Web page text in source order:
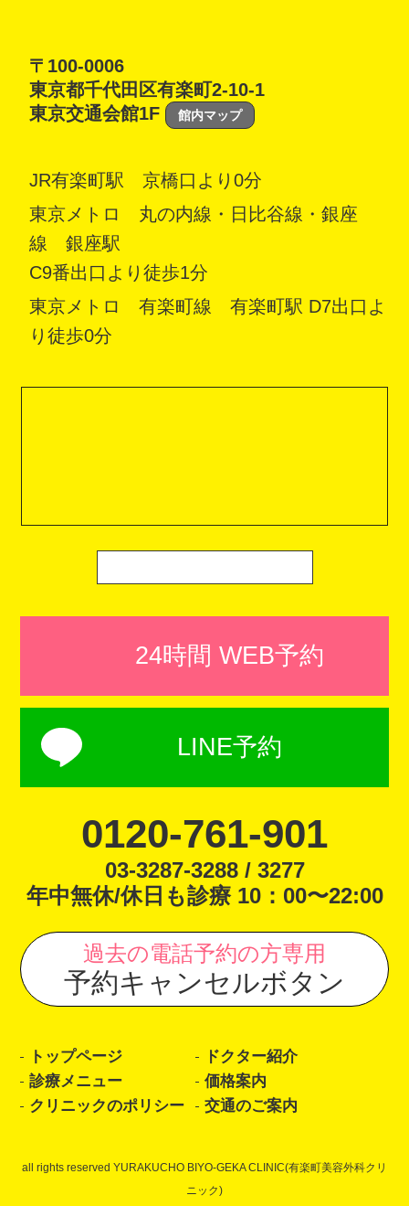
〒100-0006
東京都千代田区有楽町2-10-1
東京交通会館1F
館内マップ
JR有楽町駅 京橋口より0分
東京メトロ 丸の内線・日比谷線・銀座
線 銀座駅
C9番出口より徒歩1分
東京メトロ 有楽町線 有楽町駅 D7出口よ
り徒歩0分
24時間 WEB予約
LINE予約
0120-761-901
03-3287-3288 / 3277
年中無休/休日も診療 10：00〜22:00
過去の電話予約の方専用
予約キャンセルボタン
トップページ
ドクター紹介
診療メニュー
価格案内
クリニックのポリシー
交通のご案内
all rights reserved YURAKUCHO BIYO-GEKA CLINIC(有楽町美容外科クリ
ニック)